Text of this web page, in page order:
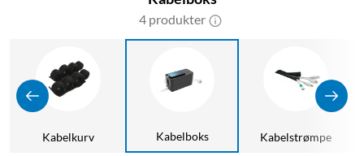
4 produkter
Kabelkurv Kabelboks Kabelstrømpe